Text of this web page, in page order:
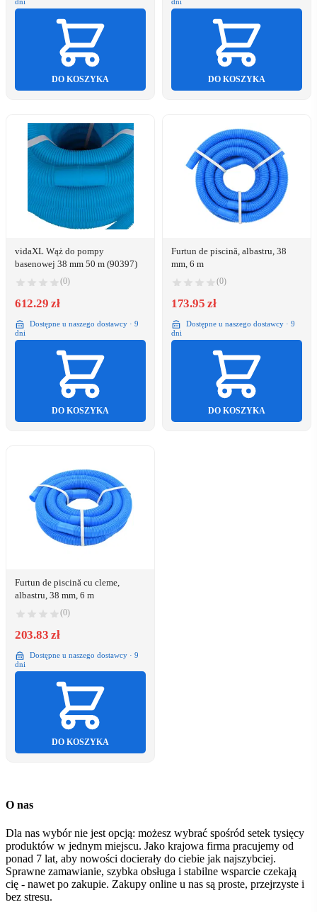
DO KOSZYKA DO KOSZYKA
vidaXL Wąż do pompy
basenowej 38 mm 50 m (90397)
(0)
612.29 zł
Dostępne u naszego dostawcy · 9
dni
DO KOSZYKA
Furtun de piscină, albastru, 38
mm, 6 m
(0)
173.95 zł
Dostępne u naszego dostawcy · 9
dni
DO KOSZYKA
Furtun de piscină cu cleme,
albastru, 38 mm, 6 m
(0)
203.83 zł
Dostępne u naszego dostawcy · 9
dni
DO KOSZYKA
O nas
Dla nas wybór nie jest opcją: możesz wybrać spośród setek tysięcy
produktów w jednym miejscu. Jako krajowa firma pracujemy od
ponad 7 lat, aby nowości docierały do ciebie jak najszybciej.
Sprawne zamawianie, szybka obsługa i stabilne wsparcie czekają
cię - nawet po zakupie. Zakupy online u nas są proste, przejrzyste i
bez stresu.